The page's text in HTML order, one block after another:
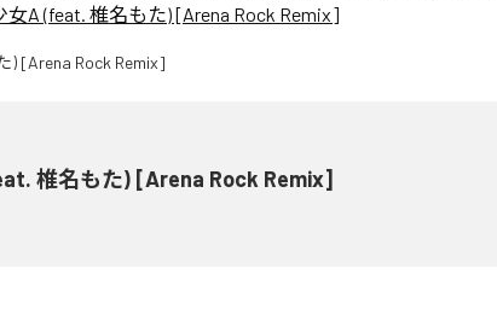
女A (feat. 椎名もた) [Arena Rock Remix]
椎名もた) [Arena Rock Remix]